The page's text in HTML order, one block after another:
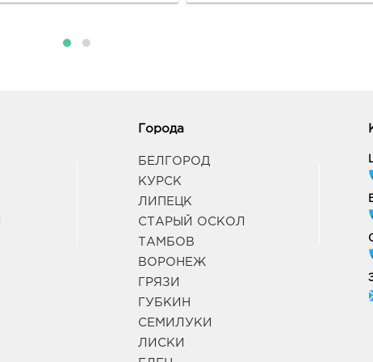
Белгород ост-ка
308009, Белгородская
Б.Хмельницкого, соор. 50б
9:00 -
Воронеж ЦТ
Города
БЕЛГОРОД
КУРСК
ЛИПЕЦК
СТАРЫЙ ОСКОЛ
ТАМБОВ
ВОРОНЕЖ
ГРЯЗИ
ГУБКИН
СЕМИЛУКИ
ЛИСКИ